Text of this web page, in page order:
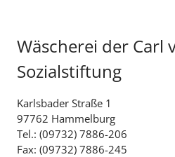
Wäscherei der Carl
Sozialstiftung
Karlsbader Straße 1
97762 Hammelburg
Tel.: (09732) 7886-206
Fax: (09732) 7886-245